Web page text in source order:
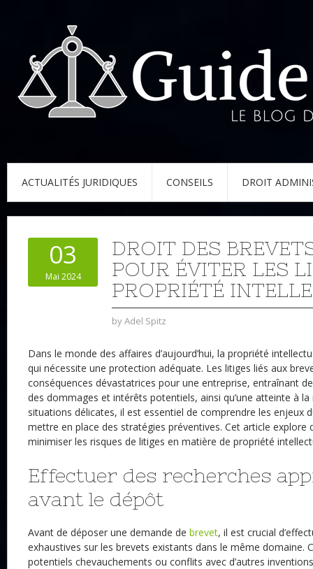
ACTUALITÉS JURIDIQUES CONSEILS DROIT
03
Mai 2024
DROIT DES
POUR ÉVITER LES
PROPRIÉTÉ
byAdel Spitz
Dans le monde des affaires d’aujourd’hui, la propriété
qui nécessite une protection adéquate. Les litiges liés aux
conséquences dévastatrices pour une entreprise, entraînant
des dommages et intérêts potentiels, ainsi qu’une atteinte à
situations délicates, il est essentiel de comprendre les enjeux
mettre en place des stratégies préventives. Cet article explore
minimiser les risques de litiges en matière de propriété
Effectuer des recherches
avant le dépôt
Avant de déposer une demande de brevet, il est crucial
exhaustives sur les brevets existants dans le même domaine.
potentiels chevauchements ou conflits avec d’autres